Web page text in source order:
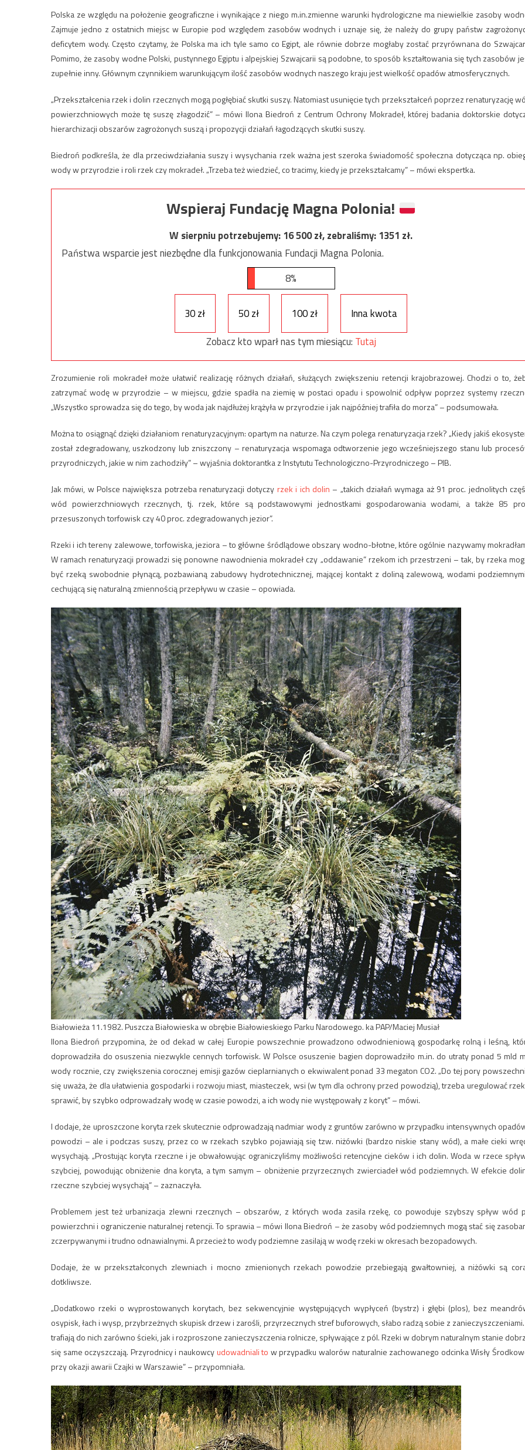
Polska ze względu na położenie geograficzne i wynikające z niego m.in.zmienne warunki hydrologiczne ma niewielkie zasoby
Zajmuje jedno z ostatnich miejsc w Europie pod względem zasobów wodnych i uznaje się, że należy do grupy państw
deficytem wody. Często czytamy, że Polska ma ich tyle samo co Egipt, ale równie dobrze mogłaby zostać przyrównana do
Pomimo, że zasoby wodne Polski, pustynnego Egiptu i alpejskiej Szwajcarii są podobne, to sposób kształtowania się tych zasobów
zupełnie inny. Głównym czynnikiem warunkującym ilość zasobów wodnych naszego kraju jest wielkość opadów atmosferycznych.
„Przekształcenia rzek i dolin rzecznych mogą pogłębiać skutki suszy. Natomiast usunięcie tych przekształceń poprzez renaturyzację
powierzchniowych może tę suszę złagodzić” – mówi Ilona Biedroń z Centrum Ochrony Mokradeł, której badania doktorskie
hierarchizacji obszarów zagrożonych suszą i propozycji działań łagodzących skutki suszy.
Biedroń podkreśla, że dla przeciwdziałania suszy i wysychania rzek ważna jest szeroka świadomość społeczna dotycząca np.
wody w przyrodzie i roli rzek czy mokradeł. „Trzeba też wiedzieć, co tracimy, kiedy je przekształcamy” – mówi ekspertka.
Wspieraj Fundację Magna Polonia!
W sierpniu potrzebujemy:16 500zł, zebraliśmy:1351 zł.
Państwa wsparcie jest niezbędne dla funkcjonowania Fundacji Magna Polonia.
8%
30 zł 50 zł 100 zł
Inna kwota
Zobacz kto wparł nas tym miesiącu: Tutaj
Zrozumienie roli mokradeł może ułatwić realizację różnych działań, służących zwiększeniu retencji krajobrazowej. Chodzi o to,
zatrzymać wodę w przyrodzie – w miejscu, gdzie spadła na ziemię w postaci opadu i spowolnić odpływ poprzez systemy
„Wszystko sprowadza się do tego, by woda jak najdłużej krążyła w przyrodzie i jak najpóźniej trafiła do morza” – podsumowała.
Można to osiągnąć dzięki działaniom renaturyzacyjnym: opartym na naturze. Na czym polega renaturyzacja rzek? „Kiedy jakiś
został zdegradowany, uszkodzony lub zniszczony – renaturyzacja wspomaga odtworzenie jego wcześniejszego stanu lub
przyrodniczych, jakie w nim zachodziły” – wyjaśnia doktorantka z Instytutu Technologiczno-Przyrodniczego – PIB.
Jak mówi, w Polsce największa potrzeba renaturyzacji dotyczy rzek i ich dolin – „takich działań wymaga aż 91 proc. jednolitych
wód powierzchniowych rzecznych, tj. rzek, które są podstawowymi jednostkami gospodarowania wodami, a także 85
przesuszonych torfowisk czy 40 proc. zdegradowanych jezior”.
Rzeki i ich tereny zalewowe, torfowiska, jeziora – to główne śródlądowe obszary wodno-błotne, które ogólnie nazywamy
W ramach renaturyzacji prowadzi się ponowne nawodnienia mokradeł czy „oddawanie” rzekom ich przestrzeni – tak, by rzeka
być rzeką swobodnie płynącą, pozbawianą zabudowy hydrotechnicznej, mającej kontakt z doliną zalewową, wodami
cechującą się naturalną zmiennością przepływu w czasie – opowiada.
Białowieża 11.1982. Puszcza Białowieska w obrębie Białowieskiego Parku Narodowego. ka PAP/Maciej Musiał
Ilona Biedroń przypomina, że od dekad w całej Europie powszechnie prowadzono odwodnieniową gospodarkę rolną i leśną,
doprowadziła do osuszenia niezwykle cennych torfowisk. W Polsce osuszenie bagien doprowadziło m.in. do utraty ponad 5 mld
wody rocznie, czy zwiększenia corocznej emisji gazów cieplarnianych o ekwiwalent ponad 33 megaton CO2. „Do tej pory
się uważa, że dla ułatwienia gospodarki i rozwoju miast, miasteczek, wsi (w tym dla ochrony przed powodzią), trzeba uregulować
sprawić, by szybko odprowadzały wodę w czasie powodzi, a ich wody nie występowały z koryt” – mówi.
I dodaje, że uproszczone koryta rzek skutecznie odprowadzają nadmiar wody z gruntów zarówno w przypadku intensywnych
powodzi – ale i podczas suszy, przez co w rzekach szybko pojawiają się tzw. niżówki (bardzo niskie stany wód), a małe cieki
wysychają. „Prostując koryta rzeczne i je obwałowując ograniczyliśmy możliwości retencyjne cieków i ich dolin. Woda w rzece
szybciej, powodując obniżenie dna koryta, a tym samym – obniżenie przyrzecznych zwierciadeł wód podziemnych. W efekcie
rzeczne szybciej wysychają” – zaznaczyła.
Problemem jest też urbanizacja zlewni rzecznych – obszarów, z których woda zasila rzekę, co powoduje szybszy spływ wód
powierzchni i ograniczenie naturalnej retencji. To sprawia – mówi Ilona Biedroń – że zasoby wód podziemnych mogą stać się
zczerpywanymi i trudno odnawialnymi. A przecież to wody podziemne zasilają w wodę rzeki w okresach bezopadowych.
Dodaje, że w przekształconych zlewniach i mocno zmienionych rzekach powodzie przebiegają gwałtowniej, a niżówki są
dotkliwsze.
„Dodatkowo rzeki o wyprostowanych korytach, bez sekwencyjnie występujących wypłyceń (bystrz) i głębi (plos), bez
osypisk, łach i wysp, przybrzeżnych skupisk drzew i zarośli, przyrzecznych stref buforowych, słabo radzą sobie z
trafiają do nich zarówno ścieki, jak i rozproszone zanieczyszczenia rolnicze, spływające z pól. Rzeki w dobrym naturalnym stanie
się same oczyszczają. Przyrodnicy i naukowcyudowadniali to w przypadku walorów naturalnie zachowanego odcinka Wisły
przy okazji awarii Czajki w Warszawie” – przypomniała.